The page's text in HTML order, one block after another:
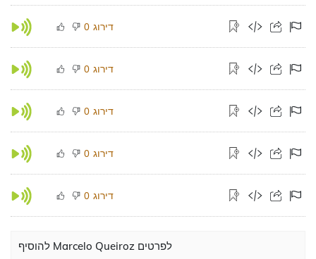
0 דירוג
0 דירוג
0 דירוג
0 דירוג
0 דירוג
להוסיף Marcelo Queiroz לפרטים